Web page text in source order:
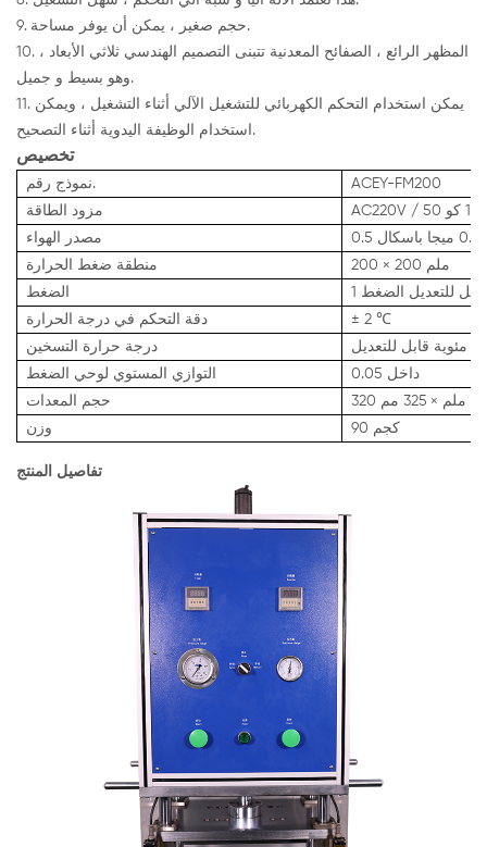
9. حجم صغير ، يمكن أن يوفر مساحة.
10. المظهر الرائع ، الصفائح المعدنية تتبنى التصميم الهندسي ثلاثي الأبعاد ،
وهو بسيط و جميل.
11. يمكن استخدام التحكم الكهربائي للتشغيل الآلي أثناء التشغيل ، ويمكن
استخدام الوظيفة اليدوية أثناء التصحيح.
تخصيص
نموذج رقم.
ACEY-FM200
مزود الطاقة
مصدر الهواء
منطقة ضغط الحرارة
200 × 200 ملم
الضغط
قابل للتعديل الضغط
دقة التحكم في درجة الحرارة
± 2 ℃
درجة حرارة التسخين
التوازي المستوي لوحي الضغط
داخل 0.05
حجم المعدات
وزن
90 كجم
تفاصيل المنتج